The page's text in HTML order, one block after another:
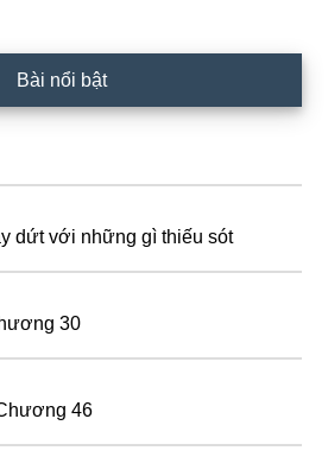
Bài nổi bật
dứt với những gì thiếu sót
30
46